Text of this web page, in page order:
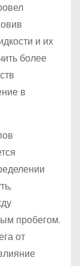
и их
более
в
пробегом.
от